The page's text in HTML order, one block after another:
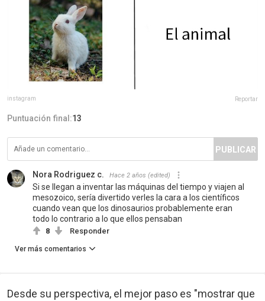
instagram Reportar
Puntuación final:13
PUBLICAR
Nora Rodriguez c. Hace 2 años (edited)
Si se llegan a inventar las máquinas del tiempo y viajen al
mesozoico, sería divertido verles la cara a los científicos
cuando vean que los dinosaurios probablemente eran
todo lo contrario a lo que ellos pensaban
8 Responder
Ver más comentarios
Desde su perspectiva, el mejor paso es "mostrar que